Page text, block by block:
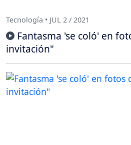
Tecnología • JUL 2 / 2021
Fantasma 'se coló' en
invitación"